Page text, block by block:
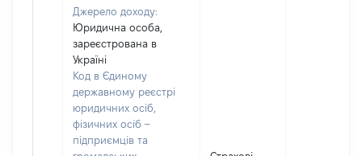
Джерело доходу:
Юридична особа,
зареєстрована в
Україні
Код в Єдиному
державному реєстрі
юридичних осіб,
фізичних осіб –
підприємців та